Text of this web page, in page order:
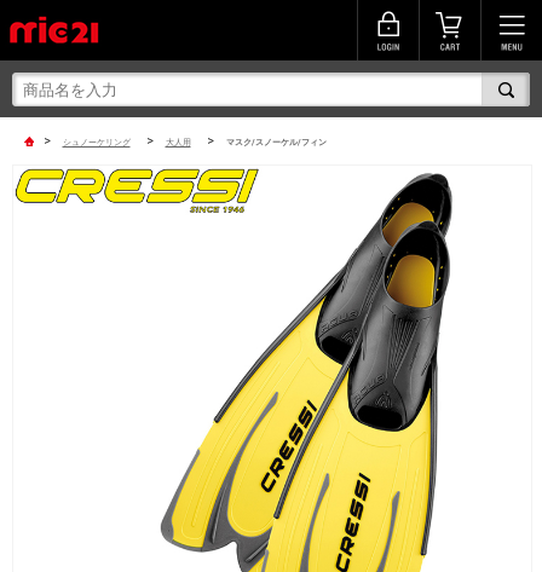
> シュノーケリング > 大人用 > マスク/スノーケル/フィン